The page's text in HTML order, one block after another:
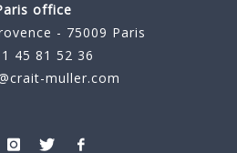
office
- 75009 Paris
45 81 52 36
muller.com